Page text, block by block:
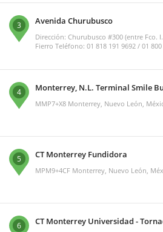
3 Avenida Churubusco
Dirección: Churubusco #300 (entre Fco.
Fierro Teléfono: 01 818 191 9692 / 01
4 Monterrey, N.L. Terminal Smile
MMP7+X8 Monterrey, Nuevo León,
5 CT Monterrey Fundidora
MPM9+4CF Monterrey, Nuevo León,
6 CT Monterrey Universidad -